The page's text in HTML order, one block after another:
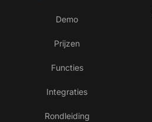
Demo
Prijzen
Functies
Integraties
Rondleiding